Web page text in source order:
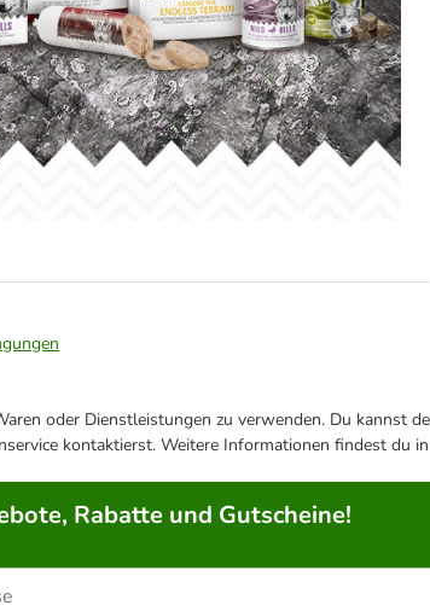
oder Dienstleistungen zu verwenden. Du kannst
kontaktierst. Weitere Informationen findest du
Rabatte und Gutscheine!